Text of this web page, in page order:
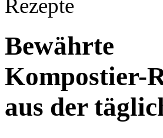
Bewährte
Kompostier-
aus der